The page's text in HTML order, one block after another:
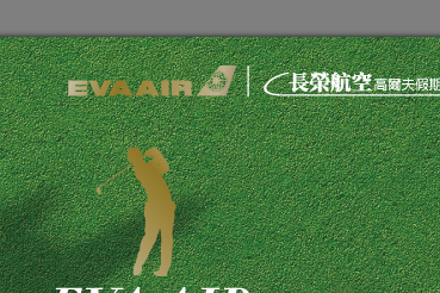
冠軍。Lanto Griffin看到Cameron Smith在社交媒
桿的需求，並隨即以此贏得了休士頓公開賽。
來堪稱完美，所以我完全不希望給它們增加一絲瑕
去更緊湊，充滿個性化而且很神秘。並且能有效防